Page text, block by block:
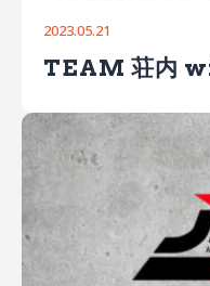
2023.05.21
TEAM 荘内